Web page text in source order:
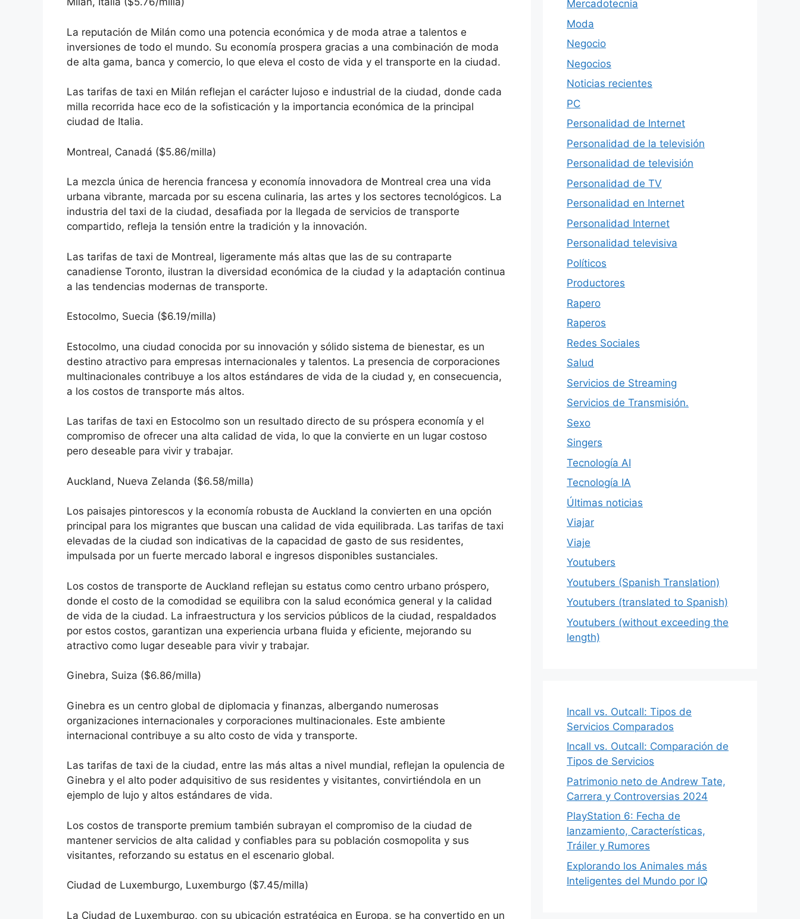
La reputación de Milán como una potencia económica y de moda atrae a talentos e
inversiones de todo el mundo. Su economía prospera gracias a una combinación de moda
de alta gama, banca y comercio, lo que eleva el costo de vida y el transporte en la ciudad.
Las tarifas de taxi en Milán reflejan el carácter lujoso e industrial de la ciudad, donde cada
milla recorrida hace eco de la sofisticación y la importancia económica de la principal
ciudad de Italia.
Montreal, Canadá ($5.86/milla)
La mezcla única de herencia francesa y economía innovadora de Montreal crea una vida
urbana vibrante, marcada por su escena culinaria, las artes y los sectores tecnológicos. La
industria del taxi de la ciudad, desafiada por la llegada de servicios de transporte
compartido, refleja la tensión entre la tradición y la innovación.
Las tarifas de taxi de Montreal, ligeramente más altas que las de su contraparte
canadiense Toronto, ilustran la diversidad económica de la ciudad y la adaptación continua
a las tendencias modernas de transporte.
Estocolmo, Suecia ($6.19/milla)
Estocolmo, una ciudad conocida por su innovación y sólido sistema de bienestar, es un
destino atractivo para empresas internacionales y talentos. La presencia de corporaciones
multinacionales contribuye a los altos estándares de vida de la ciudad y, en consecuencia,
a los costos de transporte más altos.
Las tarifas de taxi en Estocolmo son un resultado directo de su próspera economía y el
compromiso de ofrecer una alta calidad de vida, lo que la convierte en un lugar costoso
pero deseable para vivir y trabajar.
Auckland, Nueva Zelanda ($6.58/milla)
Los paisajes pintorescos y la economía robusta de Auckland la convierten en una opción
principal para los migrantes que buscan una calidad de vida equilibrada. Las tarifas de taxi
elevadas de la ciudad son indicativas de la capacidad de gasto de sus residentes,
impulsada por un fuerte mercado laboral e ingresos disponibles sustanciales.
Los costos de transporte de Auckland reflejan su estatus como centro urbano próspero,
donde el costo de la comodidad se equilibra con la salud económica general y la calidad
de vida de la ciudad. La infraestructura y los servicios públicos de la ciudad, respaldados
por estos costos, garantizan una experiencia urbana fluida y eficiente, mejorando su
atractivo como lugar deseable para vivir y trabajar.
Ginebra, Suiza ($6.86/milla)
Ginebra es un centro global de diplomacia y finanzas, albergando numerosas
organizaciones internacionales y corporaciones multinacionales. Este ambiente
internacional contribuye a su alto costo de vida y transporte.
Las tarifas de taxi de la ciudad, entre las más altas a nivel mundial, reflejan la opulencia de
Ginebra y el alto poder adquisitivo de sus residentes y visitantes, convirtiéndola en un
ejemplo de lujo y altos estándares de vida.
Los costos de transporte premium también subrayan el compromiso de la ciudad de
mantener servicios de alta calidad y confiables para su población cosmopolita y sus
visitantes, reforzando su estatus en el escenario global.
Ciudad de Luxemburgo, Luxemburgo ($7.45/milla)
La Ciudad de Luxemburgo, con su ubicación estratégica en Europa, se ha convertido en un
Mercadotecnia
Moda
Negocio
Negocios
Noticias recientes
PC
Personalidad de Internet
Personalidad de la televisión
Personalidad de televisión
Personalidad de TV
Personalidad en Internet
Personalidad Internet
Personalidad televisiva
Políticos
Productores
Rapero
Raperos
Redes Sociales
Salud
Servicios de Streaming
Servicios de Transmisión.
Sexo
Singers
Tecnología AI
Tecnología IA
Últimas noticias
Viajar
Viaje
Youtubers
Youtubers (Spanish Translation)
Youtubers (translated to Spanish)
Youtubers (without exceeding the
length)
Incall vs. Outcall: Tipos de
Servicios Comparados
Incall vs. Outcall: Comparación de
Tipos de Servicios
Patrimonio neto de Andrew Tate,
Carrera y Controversias 2024
PlayStation 6: Fecha de
lanzamiento, Características,
Tráiler y Rumores
Explorando los Animales más
Inteligentes del Mundo por IQ